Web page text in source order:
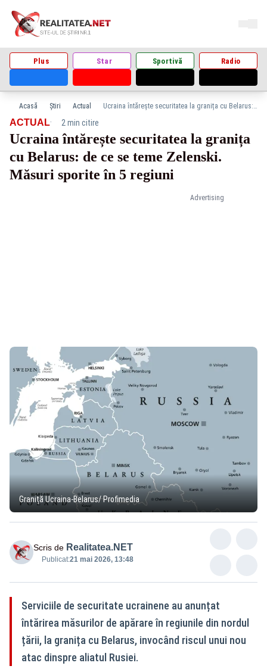
Plus Star Sportivă Radio
Acasă Știri Actual Ucraina întărește securitatea la granița cu Belarus: de ce se teme Zelenski. Măsuri sporite în 5 regiuni
Advertising
ACTUAL· 2 min citire
Ucraina întărește securitatea la granița
cu Belarus: de ce se teme Zelenski.
Măsuri sporite în 5 regiuni
Graniță Ucraina-Belarus/ Profimedia
Scris de Realitatea.NET
Publicat:21 mai 2026, 13:48
Serviciile de securitate ucrainene au anunțat
întărirea măsurilor de apărare în regiunile din nordul
țării, la granița cu Belarus, invocând riscul unui nou
atac dinspre aliatul Rusiei.